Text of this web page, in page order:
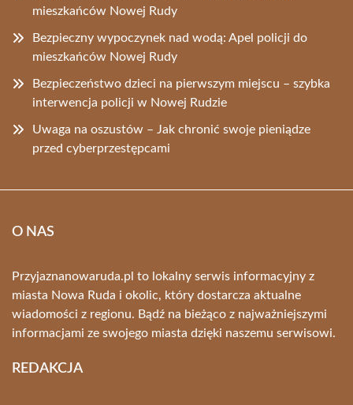
mieszkańców Nowej Rudy
Bezpieczny wypoczynek nad wodą: Apel policji do
mieszkańców Nowej Rudy
Bezpieczeństwo dzieci na pierwszym miejscu – szybka
interwencja policji w Nowej Rudzie
Uwaga na oszustów – Jak chronić swoje pieniądze
przed cyberprzestępcami
O NAS
Przyjaznanowaruda.pl to lokalny serwis informacyjny z
miasta Nowa Ruda i okolic, który dostarcza aktualne
wiadomości z regionu. Bądź na bieżąco z najważniejszymi
informacjami ze swojego miasta dzięki naszemu serwisowi.
REDAKCJA